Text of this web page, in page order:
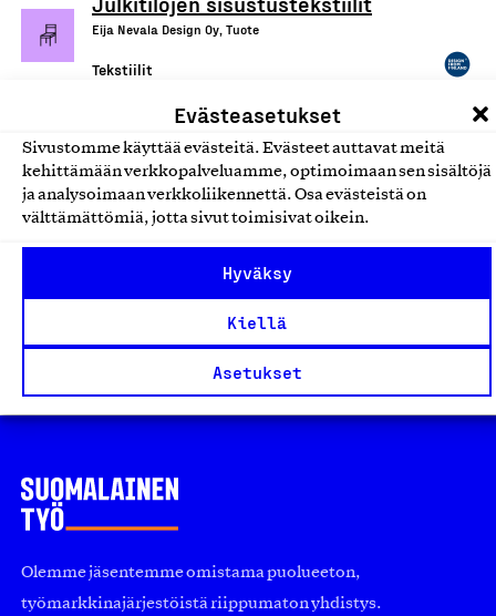
Evästeasetukset
Sivustomme käyttää evästeitä. Evästeet auttavat meitä
kehittämään verkkopalveluamme, optimoimaan sen sisältöjä
ja analysoimaan verkkoliikennettä. Osa evästeistä on
välttämättömiä, jotta sivut toimisivat oikein.
Hyväksy
Kiellä
Asetukset
Eija Nevala Design Oy, Tuote
Tekstiilit
Helgabad-tekstiilit
Helgabad, Tuote
Tekstiilit
Sisustustekstiilit
Olemme jäsentemme omistama puolueeton,
työmarkkinajärjestöistä riippumaton yhdistys.